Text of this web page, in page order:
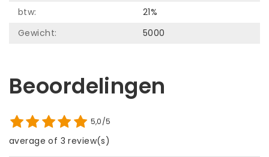
btw:
21%
Gewicht:
5000
Beoordelingen
5,0/5
average of 3 review(s)